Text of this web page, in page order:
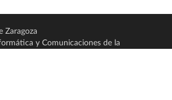
Zaragoza
y Comunicaciones de la